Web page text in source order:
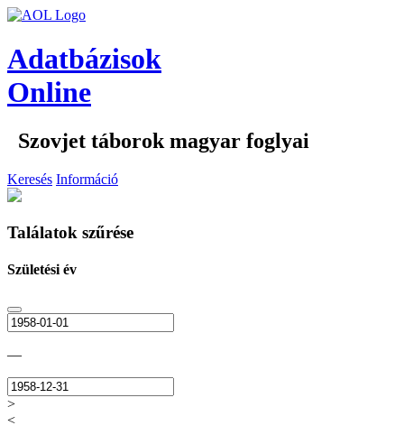
Adatbázisok
Online
Szovjet táborok magyar foglyai
Keresés Információ
Találatok szűrése
Születési év
—
>
<